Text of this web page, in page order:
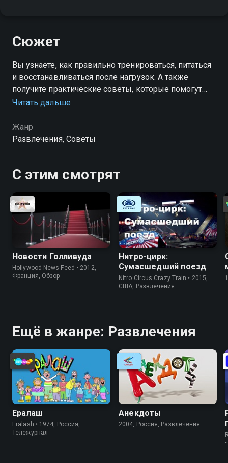
Сюжет
Вы узнаете, как правильно тренироваться, питаться
и восстанавливаться после нагрузок. А также
получите практические советы, которые помогут
вам стать сильнее, выносливее и здоровее
Читать дальше
Жанр
Развлечения, Советы
С этим смотрят
Новости Голливуда
Hollywood News Feed • 2012,
Франция, Обзор
Нитро-цирк:
Сумасшедший поезд
Nitro Circus Crazy Train • 2015,
США, Развлечения
Ещё в жанре: Развлечения
Ералаш
Eralash • 1974, Россия,
Тележурнал
Анекдоты
2004, Россия, Развлечения